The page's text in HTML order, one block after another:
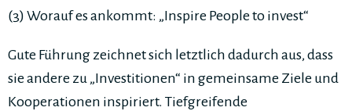
(3) Worauf es ankommt: „Inspire People to invest“
Gute Führung zeichnet sich letztlich dadurch aus, dass
sie andere zu „Investitionen“ in gemeinsame Ziele und
Kooperationen inspiriert. Tiefgreifende